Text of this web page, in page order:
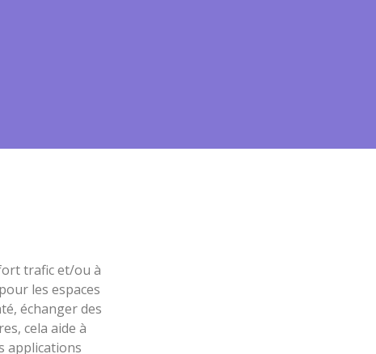
trafic et/ou à
les espaces
échanger des
cela aide à
applications